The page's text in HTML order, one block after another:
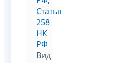
Статья
258
НК
РФ
Вид